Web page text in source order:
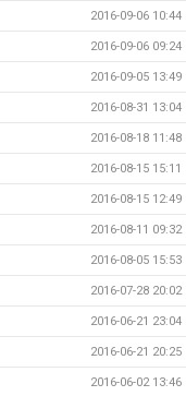
2016-09-06 10:44
2016-09-06 09:24
2016-09-05 13:49
2016-08-31 13:04
2016-08-18 11:48
2016-08-15 15:11
2016-08-15 12:49
2016-08-11 09:32
2016-08-05 15:53
2016-07-28 20:02
2016-06-21 23:04
2016-06-21 20:25
2016-06-02 13:46